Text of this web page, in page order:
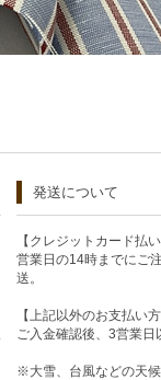
発送について
【クレジットカード払
営業日の14時までにご
送。
【上記以外のお支払い方
ご入金確認後、3営業日
※大雪、台風などの天